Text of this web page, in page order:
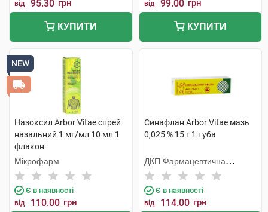
від 95.30 грн
КУПИТИ
від 99.00 грн
КУПИТИ
NEW
Назоксил Arbor Vitae спрей
назальний 1 мг/мл 10 мл 1
флакон
Мікрофарм
Є в наявності
від 110.00 грн
Синафлан Arbor Vitae мазь
0,025 % 15 г 1 туба
ДКП Фармацевтична
фабрика
Є в наявності
від 114.00 грн